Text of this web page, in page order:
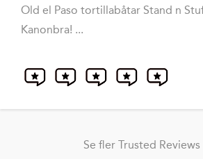
Old el Paso tortillabåtar Stand n
Kanonbra! ...
Se fler Trusted Reviews